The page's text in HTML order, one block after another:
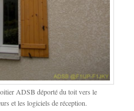
ADSB déporté du toit vers le
et les logiciels de réception.